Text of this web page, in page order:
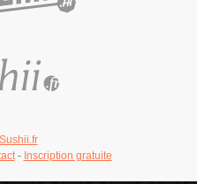
Sushii.fr
- Inscription gratuite